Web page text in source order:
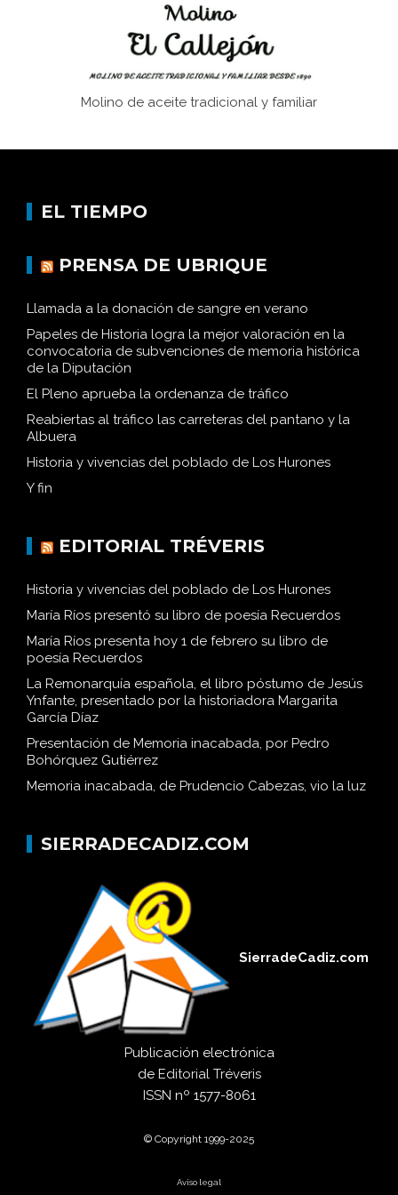
Molino de aceite tradicional y familiar
EL TIEMPO
PRENSA DE UBRIQUE
Llamada a la donación de sangre en verano
Papeles de Historia logra la mejor valoración en la
convocatoria de subvenciones de memoria histórica
de la Diputación
El Pleno aprueba la ordenanza de tráfico
Reabiertas al tráfico las carreteras del pantano y la
Albuera
Historia y vivencias del poblado de Los Hurones
Y fin
EDITORIAL TRÉVERIS
Historia y vivencias del poblado de Los Hurones
María Ríos presentó su libro de poesía Recuerdos
María Ríos presenta hoy 1 de febrero su libro de
poesía Recuerdos
La Remonarquía española, el libro póstumo de Jesús
Ynfante, presentado por la historiadora Margarita
García Díaz
Presentación de Memoria inacabada, por Pedro
Bohórquez Gutiérrez
Memoria inacabada, de Prudencio Cabezas, vio la luz
SIERRADECADIZ.COM
SierradeCadiz.com
Publicación electrónica
de Editorial Tréveris
ISSN nº 1577-8061
© Copyright 1999-2025
Aviso legal